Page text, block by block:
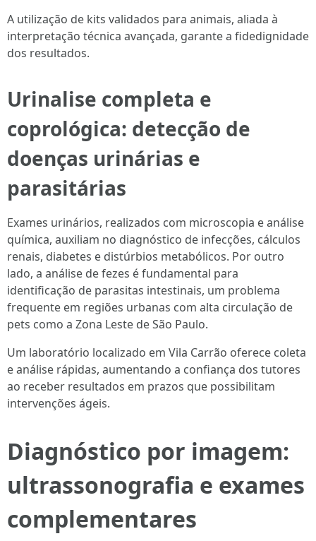
A utilização de kits validados para animais, aliada à
interpretação técnica avançada, garante a fidedignidade
dos resultados.
Urinalise completa e
coprológica: detecção de
doenças urinárias e
parasitárias
Exames urinários, realizados com microscopia e análise
química, auxiliam no diagnóstico de infecções, cálculos
renais, diabetes e distúrbios metabólicos. Por outro
lado, a análise de fezes é fundamental para
identificação de parasitas intestinais, um problema
frequente em regiões urbanas com alta circulação de
pets como a Zona Leste de São Paulo.
Um laboratório localizado em Vila Carrão oferece coleta
e análise rápidas, aumentando a confiança dos tutores
ao receber resultados em prazos que possibilitam
intervenções ágeis.
Diagnóstico por imagem:
ultrassonografia e exames
complementares